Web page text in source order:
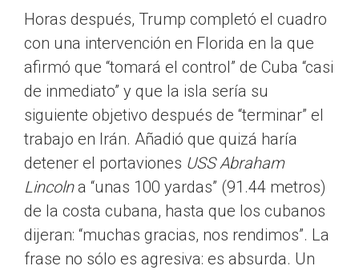
Horas después, Trump completó el cuadro
con una intervención en Florida en la que
afirmó que “tomará el control” de Cuba “casi
de inmediato” y que la isla sería su
siguiente objetivo después de “terminar” el
trabajo en Irán. Añadió que quizá haría
detener el portaviones USS Abraham
Lincolna “unas 100 yardas” (91.44 metros)
de la costa cubana, hasta que los cubanos
dijeran: “muchas gracias, nos rendimos”. La
frase no sólo es agresiva: es absurda. Un